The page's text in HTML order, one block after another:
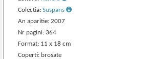
Colectia:Suspans
An aparitie: 2007
Nr pagini: 364
Format: 11 x 18 cm
Coperti: brosate